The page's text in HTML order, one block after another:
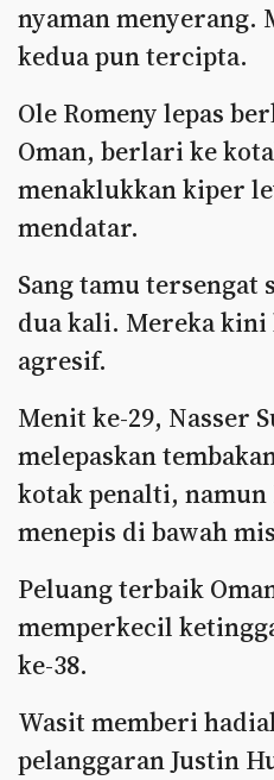
nyaman menyerang.
kedua pun tercipta.
Ole Romeny lepas
Oman, berlari ke
menaklukkan kiper
mendatar.
Sang tamu tersengat
dua kali. Mereka
agresif.
Menit ke-29, Nasser
melepaskan
kotak penalti,
menepis di bawah
Peluang terbaik
memperkecil
ke-38.
Wasit memberi
pelanggaran Justin